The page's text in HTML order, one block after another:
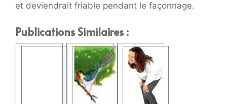
et deviendrait friable pendant le façonnage.
Publications Similaires :